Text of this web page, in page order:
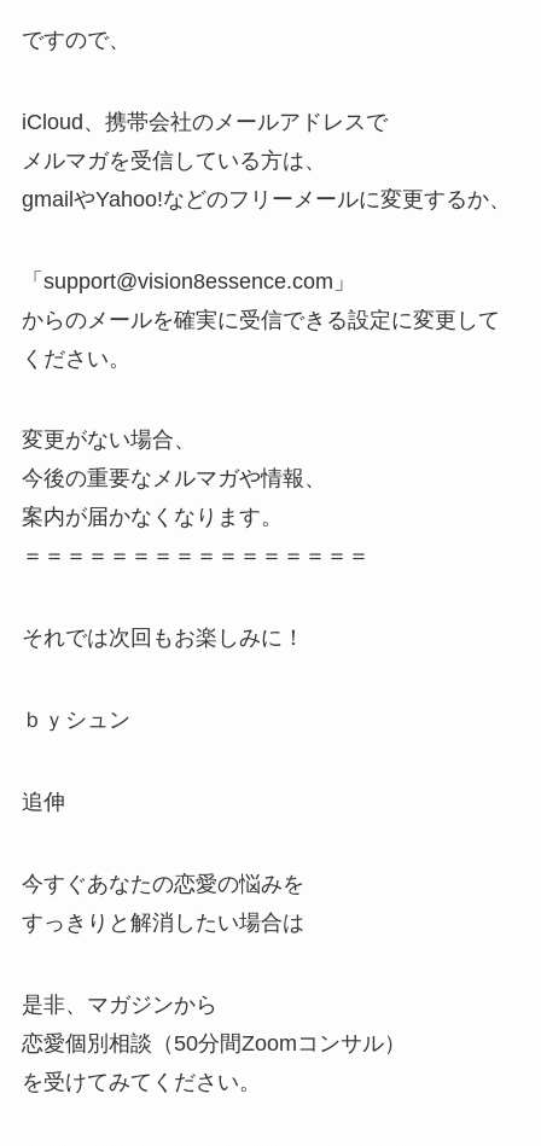
ですので、
iCloud、携帯会社のメールアドレスで
メルマガを受信している方は、
gmailやYahoo!などのフリーメールに変更するか、
「support@vision8essence.com」
からのメールを確実に受信できる設定に変更して
ください。
変更がない場合、
今後の重要なメルマガや情報、
案内が届かなくなります。
＝＝＝＝＝＝＝＝＝＝＝＝＝＝＝＝
それでは次回もお楽しみに！
ｂｙシュン
追伸
今すぐあなたの恋愛の悩みを
すっきりと解消したい場合は
是非、マガジンから
恋愛個別相談（50分間Zoomコンサル）
を受けてみてください。